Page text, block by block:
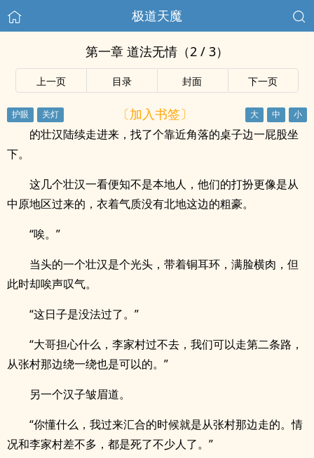
极道天魔
第一章 道法无情（2 / 3）
上一页 目录 封面 下一页
〔加入书签〕
的壮汉陆续走进来，找了个靠近角落的桌子边一屁股坐
下。
这几个壮汉一看便知不是本地人，他们的打扮更像是从
中原地区过来的，衣着气质没有北地这边的粗豪。
“唉。”
当头的一个壮汉是个光头，带着铜耳环，满脸横肉，但
此时却唉声叹气。
“这日子是没法过了。”
“大哥担心什么，李家村过不去，我们可以走第二条路，
从张村那边绕一绕也是可以的。”
另一个汉子皱眉道。
“你懂什么，我过来汇合的时候就是从张村那边走的。情
况和李家村差不多，都是死了不少人了。”